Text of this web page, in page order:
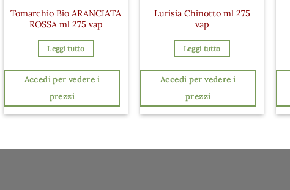
Tomarchio Bio ARANCIATA
ROSSA ml 275 vap
Leggi tutto
Accedi per vedere i
prezzi
Lurisia Chinotto ml 275
vap
Leggi tutto
Accedi per vedere i
prezzi